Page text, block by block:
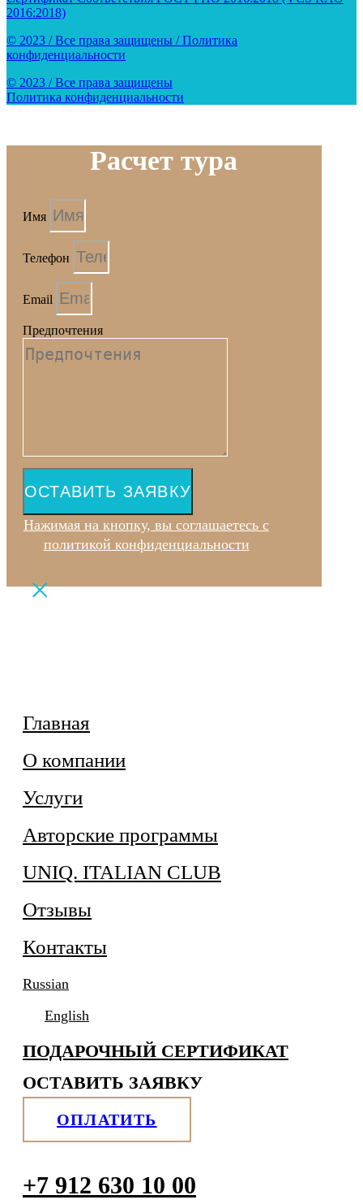
2016:2018)
© 2023 / Все права защищены / Политика
конфиденциальности
© 2023 / Все права защищены
Политика конфиденциальности
Расчет тура
Имя
Телефон
Email
Предпочтения
ОСТАВИТЬ ЗАЯВКУ
Нажимая на кнопку, вы соглашаетесь с
политикой конфиденциальности
Главная
О компании
Услуги
Авторские программы
UNIQ. ITALIAN CLUB
Отзывы
Контакты
Russian
English
ПОДАРОЧНЫЙ СЕРТИФИКАТ
ОСТАВИТЬ ЗАЯВКУ
ОПЛАТИТЬ
+7 912 630 10 00